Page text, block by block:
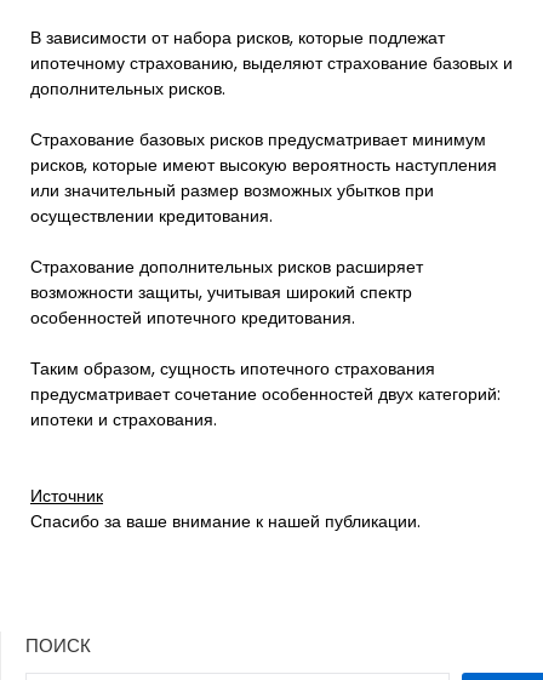
В зависимости от набора рисков, которые подлежат
ипотечному страхованию, выделяют страхование базовых и
дополнительных рисков.
Страхование базовых рисков предусматривает минимум
рисков, которые имеют высокую вероятность наступления
или значительный размер возможных убытков при
осуществлении кредитования.
Страхование дополнительных рисков расширяет
возможности защиты, учитывая широкий спектр
особенностей ипотечного кредитования.
Таким образом, сущность ипотечного страхования
предусматривает сочетание особенностей двух категорий:
ипотеки и страхования.
Источник
Спасибо за ваше внимание к нашей публикации.
ПОИСК